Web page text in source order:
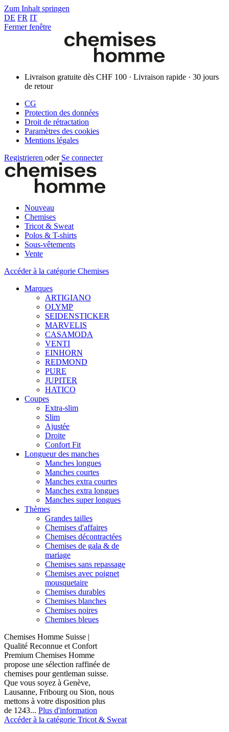
Zum Inhalt springen
DE FR IT
Fermer fenêtre
Livraison gratuite dès CHF 100 · Livraison rapide · 30 jours
de retour
CG
Protection des données
Droit de rétractation
Paramètres des cookies
Mentions légales
Registrieren oder Se connecter
Nouveau
Chemises
Tricot & Sweat
Polos & T-shirts
Sous-vêtements
Vente
Accéder à la catégorie Chemises
Marques
ARTIGIANO
OLYMP
SEIDENSTICKER
MARVELIS
CASAMODA
VENTI
EINHORN
REDMOND
PURE
JUPITER
HATICO
Coupes
Extra-slim
Slim
Ajustée
Droite
Confort Fit
Longueur des manches
Manches longues
Manches courtes
Manches extra courtes
Manches extra longues
Manches super longues
Thèmes
Grandes tailles
Chemises d'affaires
Chemises décontractées
Chemises de gala & de
mariage
Chemises sans repassage
Chemises avec poignet
mousquetaire
Chemises durables
Chemises blanches
Chemises noires
Chemises bleues
Chemises Homme Suisse |
Qualité Reconnue et Confort
Premium Chemises Homme
propose une sélection raffinée de
chemises pour gentleman suisse.
Que vous soyez à Genève,
Lausanne, Fribourg ou Sion, nous
mettons à votre disposition plus
de 1243... Plus d'information
Accéder à la catégorie Tricot & Sweat